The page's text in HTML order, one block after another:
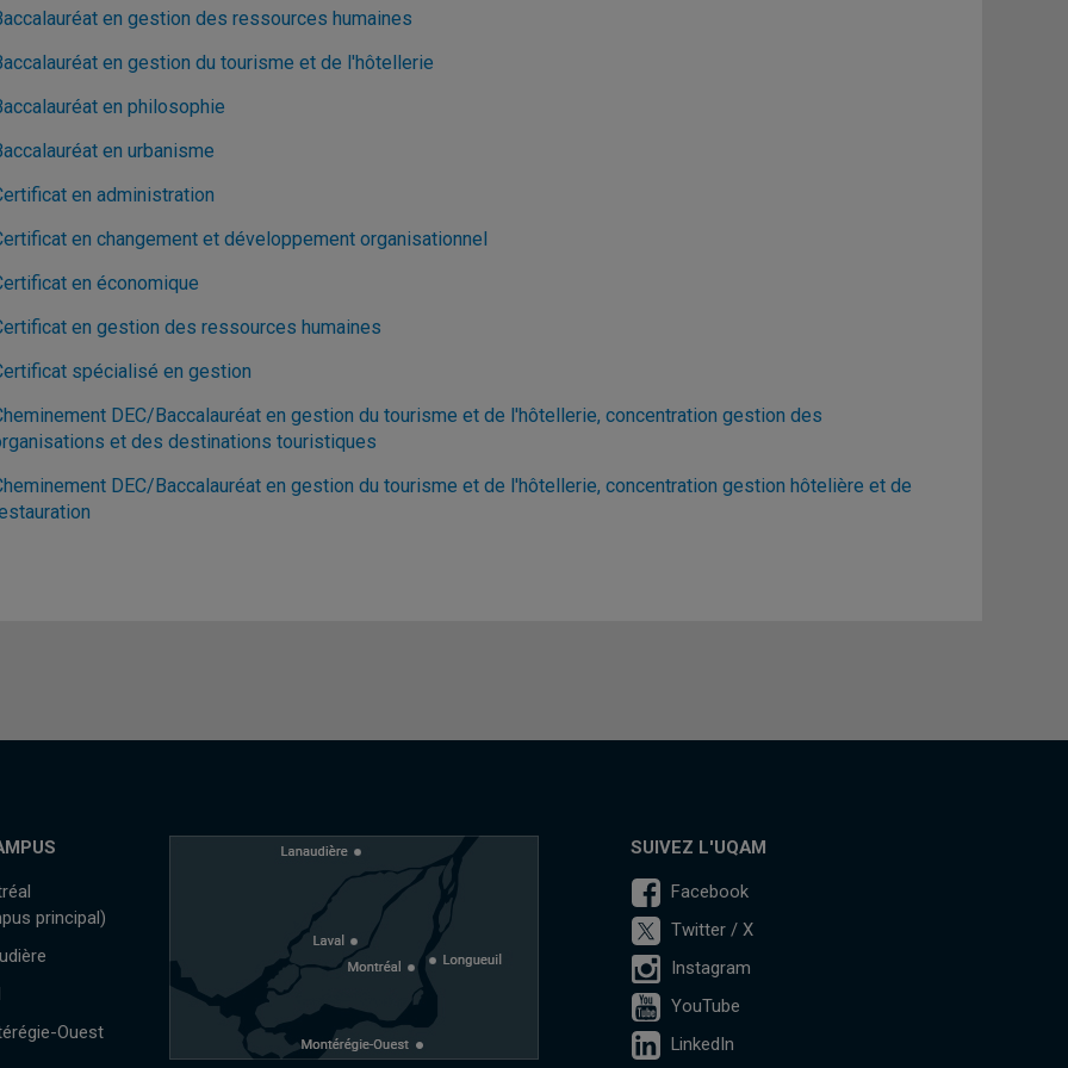
en gestion des ressources humaines
en gestion du tourisme et de l'hôtellerie
en philosophie
en urbanisme
en administration
en changement et développement organisationnel
en économique
en gestion des ressources humaines
spécialisé en gestion
DEC/Baccalauréat en gestion du tourisme et de l'hôtellerie, concentration gestion des
et des destinations touristiques
DEC/Baccalauréat en gestion du tourisme et de l'hôtellerie, concentration gestion hôtelière et de
principal)
Ouest
SUIVEZ L'UQAM
Facebook
Twitter / X
Instagram
YouTube
LinkedIn